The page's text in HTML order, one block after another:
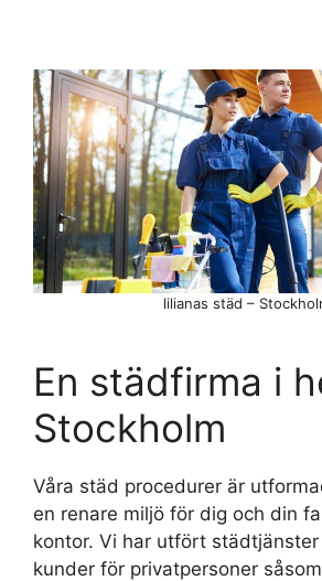
En städfirma i
Stockholm
Våra städ procedurer är
en renare miljö för dig och din
kontor. Vi har utfört
kunder för privatpersoner
lilianas städ –